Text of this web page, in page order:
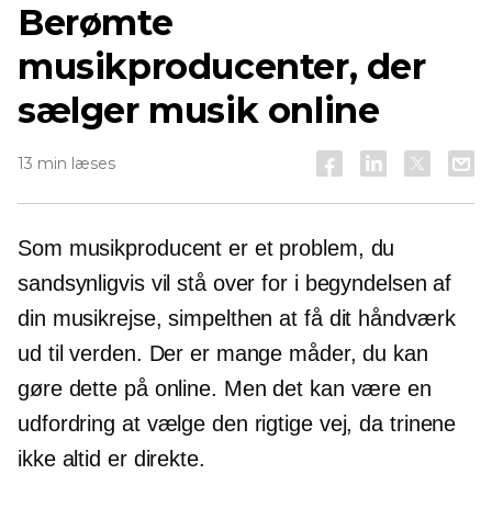
Berømte
musikproducenter, der
sælger musik online
13 min læses
Som musikproducent er et problem, du
sandsynligvis vil stå over for i begyndelsen af ​​
din musikrejse, simpelthen at få dit håndværk
ud til verden. Der er mange måder, du kan
gøre dette på online. Men det kan være en
udfordring at vælge den rigtige vej, da trinene
ikke altid er direkte.